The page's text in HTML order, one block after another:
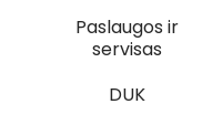
Paslaugos ir
servisas
DUK